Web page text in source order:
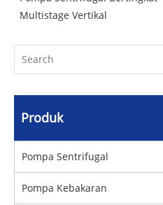
Multistage Vertikal
Produk
Pompa Sentrifugal
Pompa Kebakaran